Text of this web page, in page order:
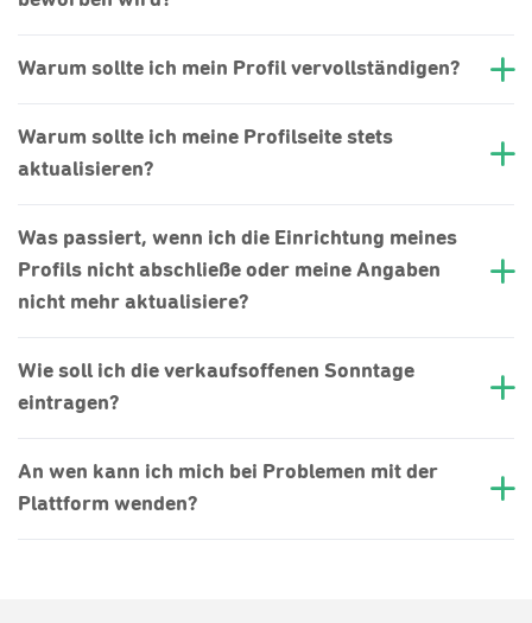
Warum sollte ich mein Profil vervollständigen?
Warum sollte ich meine Profilseite stets
aktualisieren?
Was passiert, wenn ich die Einrichtung meines
Profils nicht abschließe oder meine Angaben
nicht mehr aktualisiere?
Wie soll ich die verkaufsoffenen Sonntage
eintragen?
An wen kann ich mich bei Problemen mit der
Plattform wenden?